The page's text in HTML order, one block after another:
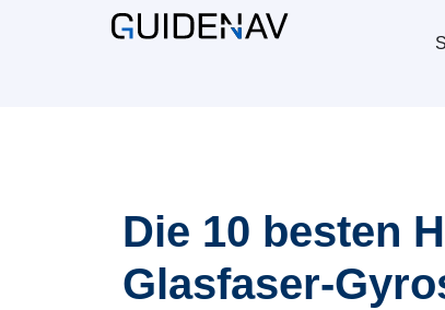
Die 10 besten
Glasfaser-